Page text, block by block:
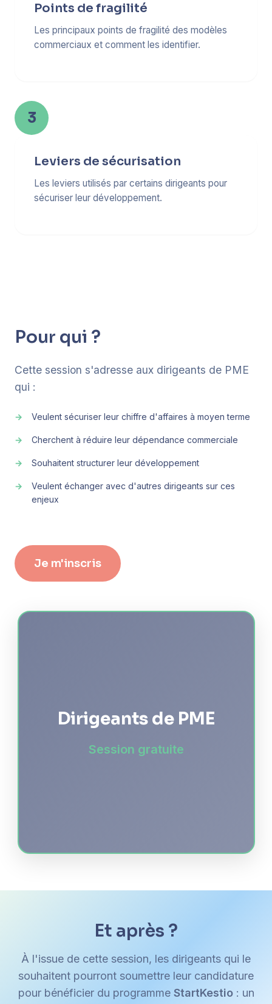
Points de fragilité
Les principaux points de fragilité des modèles
commerciaux et comment les identifier.
3
Leviers de sécurisation
Les leviers utilisés par certains dirigeants pour
sécuriser leur développement.
Pour qui ?
Cette session s'adresse aux dirigeants de PME
qui :
Veulent sécuriser leur chiffre d'affaires à moyen terme
Cherchent à réduire leur dépendance commerciale
Souhaitent structurer leur développement
Veulent échanger avec d'autres dirigeants sur ces
enjeux
Je m'inscris
Dirigeants de PME
Session gratuite
Et après ?
À l'issue de cette session, les dirigeants qui le
souhaitent pourront soumettre leur candidature
pour bénéficier du programme StartKestio: un